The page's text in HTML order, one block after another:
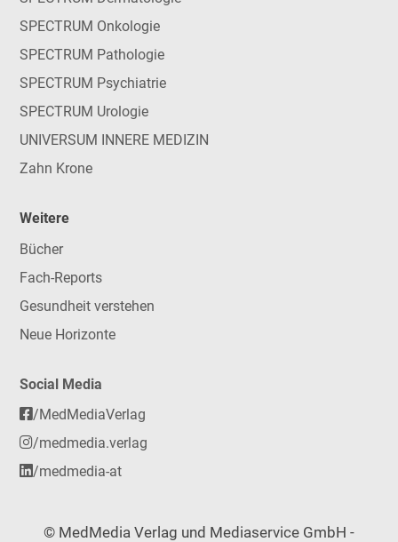
SPECTRUM Onkologie
SPECTRUM Pathologie
SPECTRUM Psychiatrie
SPECTRUM Urologie
UNIVERSUM INNERE MEDIZIN
Zahn Krone
Weitere
Bücher
Fach-Reports
Gesundheit verstehen
Neue Horizonte
Social Media
/MedMediaVerlag
/medmedia.verlag
/medmedia-at
© MedMedia Verlag und Mediaservice GmbH -